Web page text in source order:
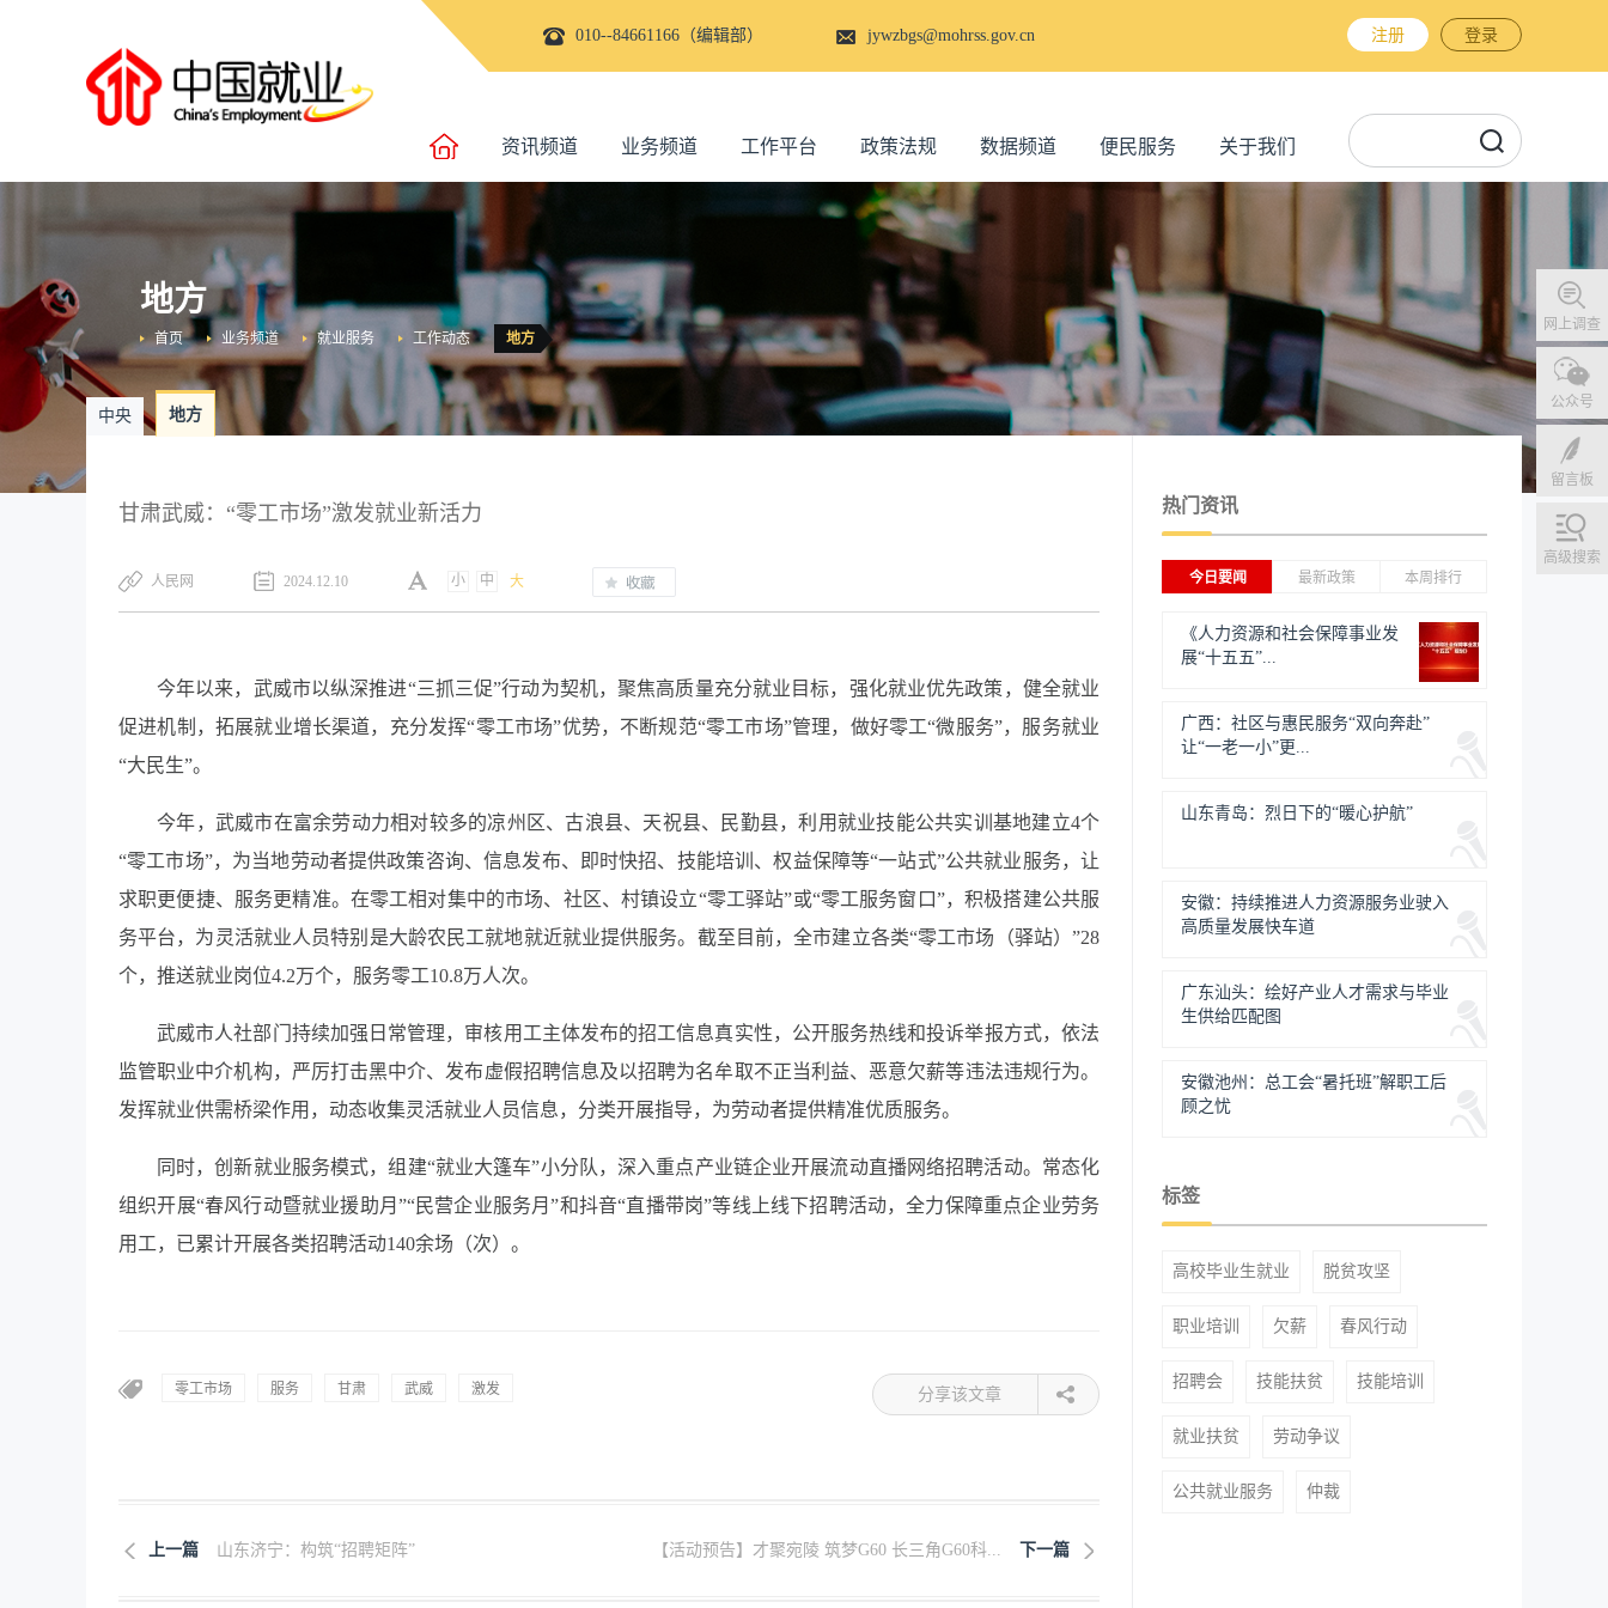
010--84661166（编辑部） jywzbgs@mohrss.gov.cn 注册 登录
资讯频道 业务频道 工作平台 政策法规 数据频道 便民服务 关于我们
网上调查
公众号
留言板
高级搜索
地方
地方
工作动态
就业服务
业务频道
首页
中央 地方
甘肃武威：“零工市场”激发就业新活力
​人民网 2024.12.10 小 中 大
今年以来，武威市以纵深推进“三抓三促”行动为契机，聚焦高质量充分就业目标，强化就业优先政策，健全就业
促进机制，拓展就业增长渠道，充分发挥“零工市场”优势，不断规范“零工市场”管理，做好零工“微服务”，服务就业
“大民生”。
今年，武威市在富余劳动力相对较多的凉州区、古浪县、天祝县、民勤县，利用就业技能公共实训基地建立4个
“零工市场”，为当地劳动者提供政策咨询、信息发布、即时快招、技能培训、权益保障等“一站式”公共就业服务，让
求职更便捷、服务更精准。在零工相对集中的市场、社区、村镇设立“零工驿站”或“零工服务窗口”，积极搭建公共服
务平台，为灵活就业人员特别是大龄农民工就地就近就业提供服务。截至目前，全市建立各类“零工市场（驿站）”28
个，推送就业岗位4.2万个，服务零工10.8万人次。
武威市人社部门持续加强日常管理，审核用工主体发布的招工信息真实性，公开服务热线和投诉举报方式，依法
监管职业中介机构，严厉打击黑中介、发布虚假招聘信息及以招聘为名牟取不正当利益、恶意欠薪等违法违规行为。
发挥就业供需桥梁作用，动态收集灵活就业人员信息，分类开展指导，为劳动者提供精准优质服务。
同时，创新就业服务模式，组建“就业大篷车”小分队，深入重点产业链企业开展流动直播网络招聘活动。常态化
组织开展“春风行动暨就业援助月”“民营企业服务月”和抖音“直播带岗”等线上线下招聘活动，全力保障重点企业劳务
用工，已累计开展各类招聘活动140余场（次）。
零工市场 服务 甘肃 武威 激发 分享该文章
上一篇 山东济宁：构筑“招聘矩阵” 下一篇
【活动预告】才聚宛陵 筑梦G60 长三角G60科...
热门资讯
今日要闻 最新政策 本周排行
《人力资源和社会保障事业发
展“十五五”...
广西：社区与惠民服务“双向奔赴”
让“一老一小”更...
山东青岛：烈日下的“暖心护航”
安徽：持续推进人力资源服务业驶入
高质量发展快车道
广东汕头：绘好产业人才需求与毕业
生供给匹配图
安徽池州：总工会“暑托班”解职工后
顾之忧
标签
高校毕业生就业 脱贫攻坚
职业培训 欠薪 春风行动
招聘会 技能扶贫 技能培训
就业扶贫 劳动争议
公共就业服务 仲裁